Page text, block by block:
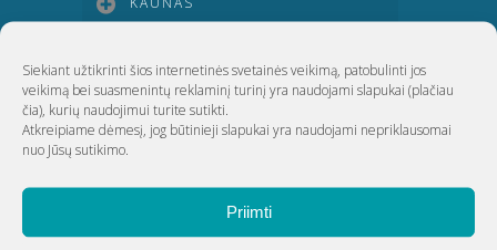
Siekiant užtikrinti šios internetinės svetainės veikimą, patobulinti jos
veikimą bei suasmenintų reklaminį turinį yra naudojami slapukai (plačiau
čia) , kurių naudojimui turite sutikti.
Atkreipiame dėmesį, jog būtinieji slapukai yra naudojami nepriklausomai
nuo Jūsų sutikimo.
Priimti
KLAIPĖDA
ŠIAULIAI